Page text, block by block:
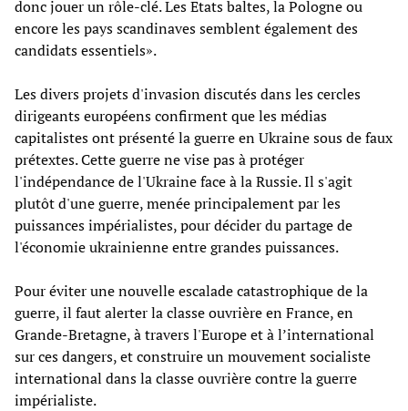
donc jouer un rôle-clé. Les Etats baltes, la Pologne ou
encore les pays scandinaves semblent également des
candidats essentiels».
Les divers projets d'invasion discutés dans les cercles
dirigeants européens confirment que les médias
capitalistes ont présenté la guerre en Ukraine sous de faux
prétextes. Cette guerre ne vise pas à protéger
l'indépendance de l'Ukraine face à la Russie. Il s'agit
plutôt d'une guerre, menée principalement par les
puissances impérialistes, pour décider du partage de
l'économie ukrainienne entre grandes puissances.
Pour éviter une nouvelle escalade catastrophique de la
guerre, il faut alerter la classe ouvrière en France, en
Grande-Bretagne, à travers l'Europe et à l’international
sur ces dangers, et construire un mouvement socialiste
international dans la classe ouvrière contre la guerre
impérialiste.